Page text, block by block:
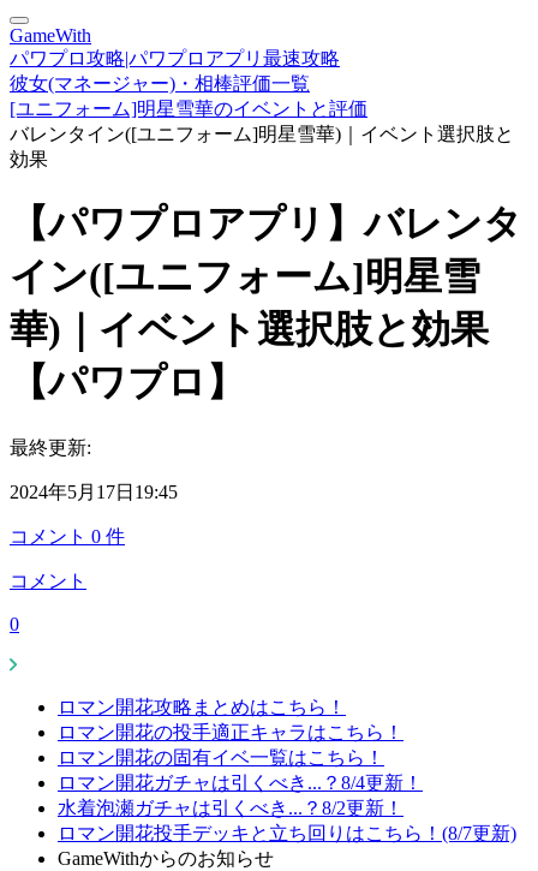
GameWith
パワプロ攻略|パワプロアプリ最速攻略
彼女(マネージャー)・相棒評価一覧
[ユニフォーム]明星雪華のイベントと評価
バレンタイン([ユニフォーム]明星雪華)｜イベント選択肢と
効果
【パワプロアプリ】バレンタ
イン([ユニフォーム]明星雪
華)｜イベント選択肢と効果
【パワプロ】
最終更新:
2024年5月17日19:45
コメント 0 件
コメント
0
ロマン開花攻略まとめはこちら！
ロマン開花の投手適正キャラはこちら！
ロマン開花の固有イベ一覧はこちら！
ロマン開花ガチャは引くべき...？8/4更新！
水着泡瀬ガチャは引くべき...？8/2更新！
ロマン開花投手デッキと立ち回りはこちら！(8/7更新)
GameWithからのお知らせ